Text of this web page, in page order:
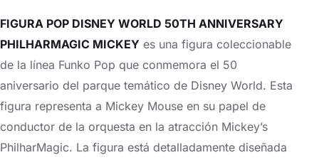
FIGURA POP DISNEY WORLD 50TH ANNIVERSARY
PHILHARMAGIC MICKEY es una figura coleccionable
de la línea Funko Pop que conmemora el 50
aniversario del parque temático de Disney World. Esta
figura representa a Mickey Mouse en su papel de
conductor de la orquesta en la atracción Mickey’s
PhilharMagic. La figura está detalladamente diseñada